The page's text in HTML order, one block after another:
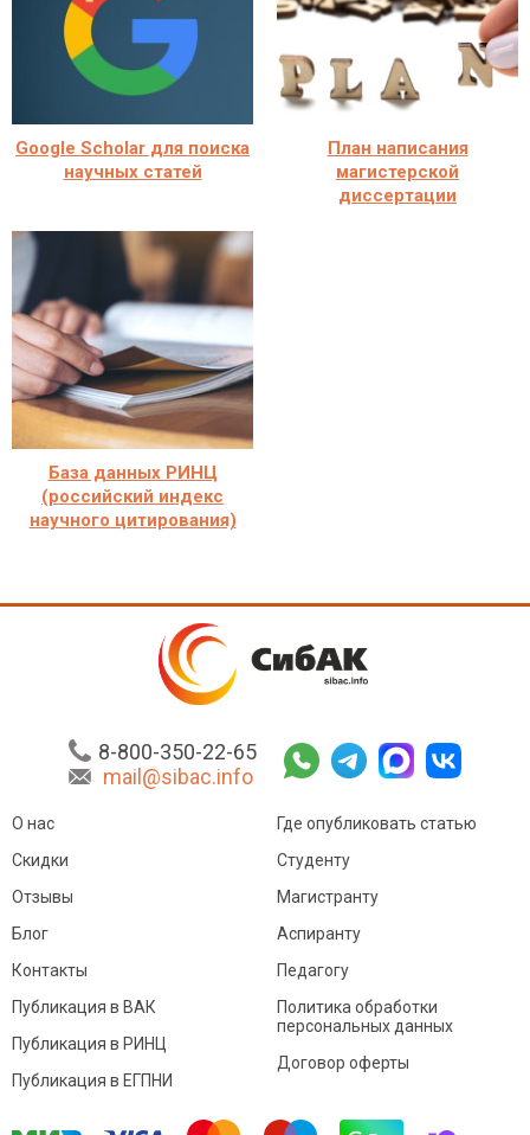
Google Scholar для поиска
научных статей
План написания
магистерской
диссертации
База данных РИНЦ
(российский индекс
научного цитирования)
8-800-350-22-65
mail@sibac.info
О нас
Скидки
Отзывы
Блог
Контакты
Где опубликовать статью
Студенту
Магистранту
Аспиранту
Педагогу
Публикация в ВАК
Публикация в РИНЦ
Публикация в ЕГПНИ
Политика обработки
персональных данных
Договор оферты